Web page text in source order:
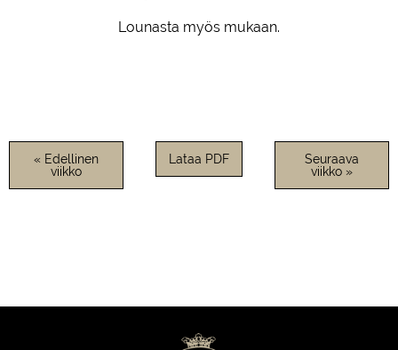
Lounasta myös mukaan.
« Edellinen
viikko
Lataa PDF
Seuraava
viikko »